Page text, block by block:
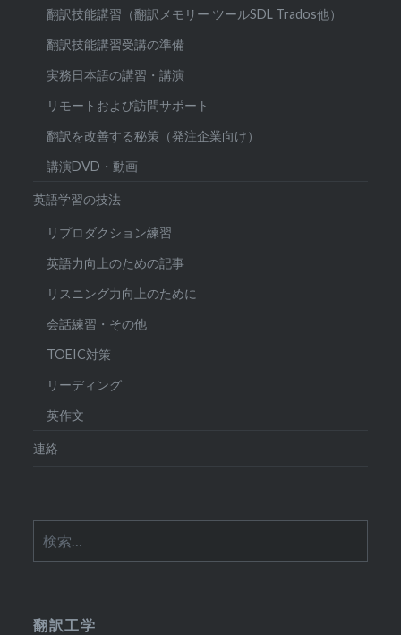
翻訳技能講習（翻訳メモリー ツールSDL Trados他）
翻訳技能講習受講の準備
実務日本語の講習・講演
リモートおよび訪問サポート
翻訳を改善する秘策（発注企業向け）
講演DVD・動画
英語学習の技法
リプロダクション練習
英語力向上のための記事
リスニング力向上のために
会話練習・その他
TOEIC対策
リーディング
英作文
連絡
索:
翻訳工学